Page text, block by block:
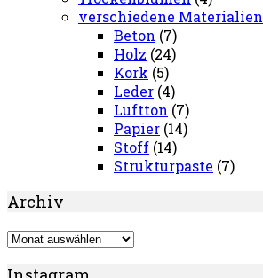
verschiedene Materialien
Beton (7)
Holz (24)
Kork (5)
Leder (4)
Luftton (7)
Papier (14)
Stoff (14)
Strukturpaste (7)
Archiv
Archiv